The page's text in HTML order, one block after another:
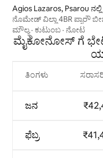
Agios Lazaros, Psarou ನಲ್ಲಿ
ನೊಮೇಡ್ ವಿಲ್ಲಾ 4BR ಪ್ಸಾರೌ
ಮೌಲ್ಯ· ಕುಟುಂಬ · ನೋಟ
ಮೈಕೋನೋಸ್ ಗೆ
ತಿಂಗಳು
ಜನ
ಫೆಬ್ರ